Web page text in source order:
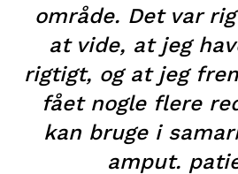
område. Det var
at vide, at jeg
rigtigt, og at jeg
fået nogle flere
kan bruge i
amput.